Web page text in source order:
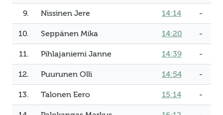
9. Nissinen Jere 14:14 -
10. Seppänen Mika 14:20 -
11. Pihlajaniemi Janne 14:39 -
12. Puurunen Olli 14:54 -
13. Talonen Eero 15:14 -